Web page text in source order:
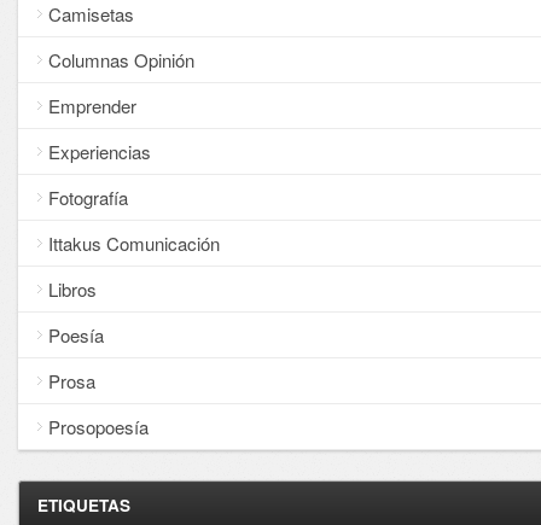
Camisetas
Columnas Opinión
Emprender
Experiencias
Fotografía
Ittakus Comunicación
Libros
Poesía
Prosa
Prosopoesía
ETIQUETAS